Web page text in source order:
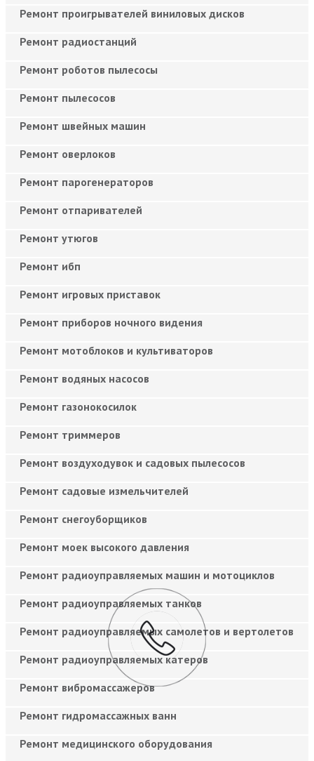
Ремонт проигрывателей виниловых дисков
Ремонт радиостанций
Ремонт роботов пылесосы
Ремонт пылесосов
Ремонт швейных машин
Ремонт оверлоков
Ремонт парогенераторов
Ремонт отпаривателей
Ремонт утюгов
Ремонт ибп
Ремонт игровых приставок
Ремонт приборов ночного видения
Ремонт мотоблоков и культиваторов
Ремонт водяных насосов
Ремонт газонокосилок
Ремонт триммеров
Ремонт воздуходувок и садовых пылесосов
Ремонт садовые измельчителей
Ремонт снегоуборщиков
Ремонт моек высокого давления
Ремонт радиоуправляемых машин и мотоциклов
Ремонт радиоуправляемых танков
Ремонт радиоуправляемых самолетов и вертолетов
Ремонт радиоуправляемых катеров
Ремонт вибромассажеров
Ремонт гидромассажных ванн
Ремонт медицинского оборудования